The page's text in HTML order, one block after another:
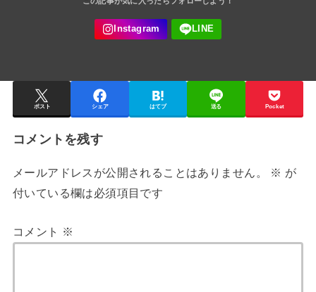
ポスト シェア はてブ 送る Pocket
コメントを残す
メールアドレスが公開されることはありません。 ※ が
付いている欄は必須項目です
コメント ※